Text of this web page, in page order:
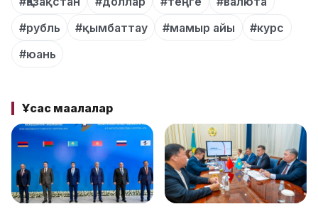
#рубль
#қымбаттау #мамыр айы
#курс
#юань
Ұқсас мақалалар